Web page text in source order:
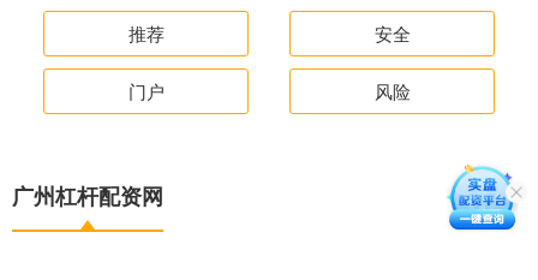
推荐 安全
门户 风险
广州杠杆配资网